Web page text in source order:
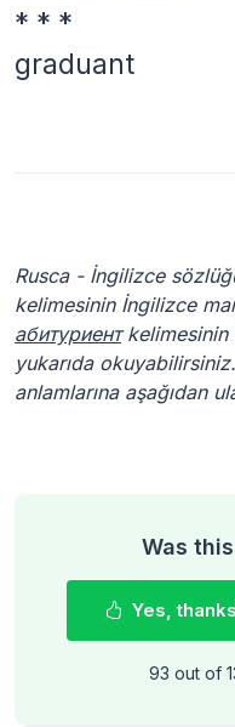
* * *
graduant
Rusca - İngilizce
kelimesinin İngilizce
абитуриентkelimesinin
yukarıda
anlamlarına aşağıdan
Was
Yes,
93 out of